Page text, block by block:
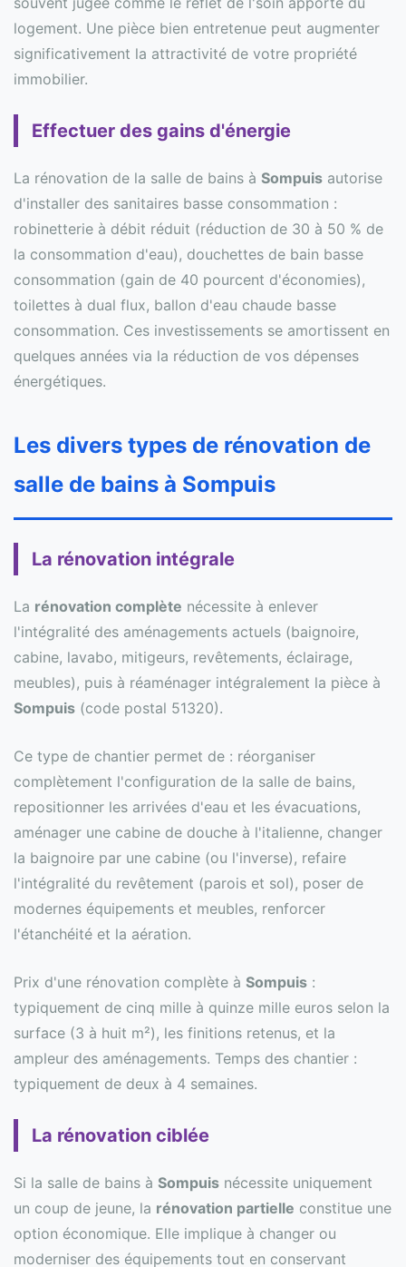
logement. Une pièce bien entretenue peut augmenter
significativement la attractivité de votre propriété
immobilier.
Effectuer des gains d'énergie
La rénovation de la salle de bains à Sompuis autorise
d'installer des sanitaires basse consommation :
robinetterie à débit réduit (réduction de 30 à 50 % de
la consommation d'eau), douchettes de bain basse
consommation (gain de 40 pourcent d'économies),
toilettes à dual flux, ballon d'eau chaude basse
consommation. Ces investissements se amortissent en
quelques années via la réduction de vos dépenses
énergétiques.
Les divers types de rénovation de
salle de bains à Sompuis
La rénovation intégrale
La rénovation complète nécessite à enlever
l'intégralité des aménagements actuels (baignoire,
cabine, lavabo, mitigeurs, revêtements, éclairage,
meubles), puis à réaménager intégralement la pièce à
Sompuis (code postal 51320).
Ce type de chantier permet de : réorganiser
complètement l'configuration de la salle de bains,
repositionner les arrivées d'eau et les évacuations,
aménager une cabine de douche à l'italienne, changer
la baignoire par une cabine (ou l'inverse), refaire
l'intégralité du revêtement (parois et sol), poser de
modernes équipements et meubles, renforcer
l'étanchéité et la aération.
Prix d'une rénovation complète à Sompuis :
typiquement de cinq mille à quinze mille euros selon la
surface (3 à huit m²), les finitions retenus, et la
ampleur des aménagements. Temps des chantier :
typiquement de deux à 4 semaines.
La rénovation ciblée
Si la salle de bains à Sompuis nécessite uniquement
un coup de jeune, la rénovation partielle constitue une
option économique. Elle implique à changer ou
moderniser des équipements tout en conservant